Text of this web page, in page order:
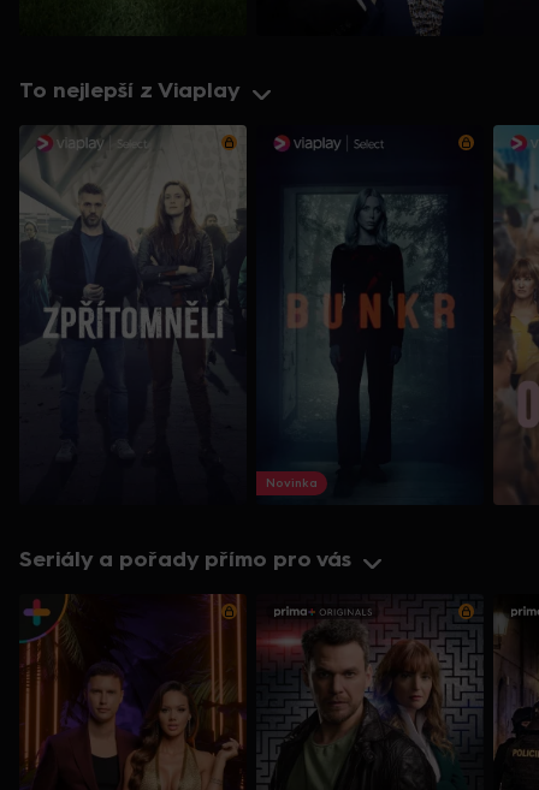
To nejlepší z Viaplay
Novinka
Seriály a pořady přímo pro vás